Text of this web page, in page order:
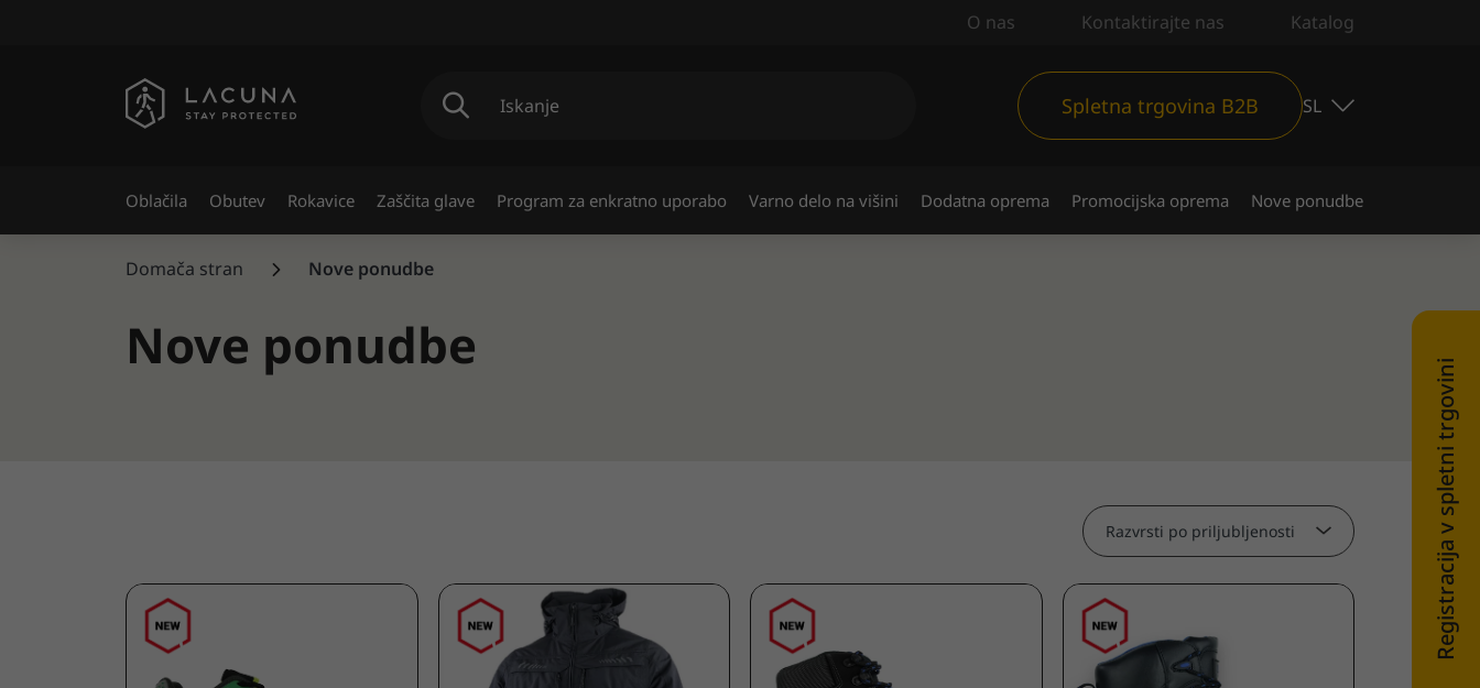
O nas Kontaktirajte nas Katalog
Spletna trgovina B2B SL
Oblačila Obutev Rokavice Zaščita glave Program za enkratno uporabo Varno delo na višini Dodatna oprema Promocijska oprema Nove ponudbe
Domača stran Nove ponudbe
Nove ponudbe
Razvrsti po priljubljenosti Registracija v spletni trgovini